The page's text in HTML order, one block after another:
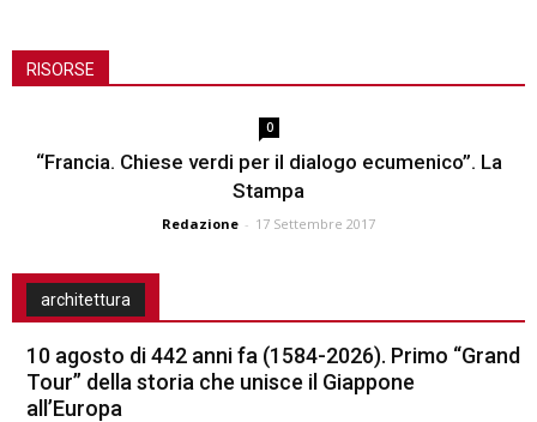
RISORSE
0
“Francia. Chiese verdi per il dialogo ecumenico”. La
Stampa
Redazione - 17 Settembre 2017
architettura
10 agosto di 442 anni fa (1584-2026). Primo “Grand
Tour” della storia che unisce il Giappone
all’Europa